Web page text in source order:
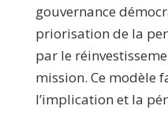
gouvernance
priorisation de la
par le
mission. Ce modèle
l’implication et la